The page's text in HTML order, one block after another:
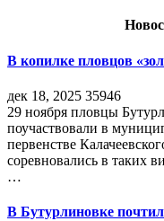
В копилке пловцов
дек 18, 2025 35946
29 ноября пловцы
поучаствовали в
первенстве
соревновались в таких
…
В Бутурлиновке